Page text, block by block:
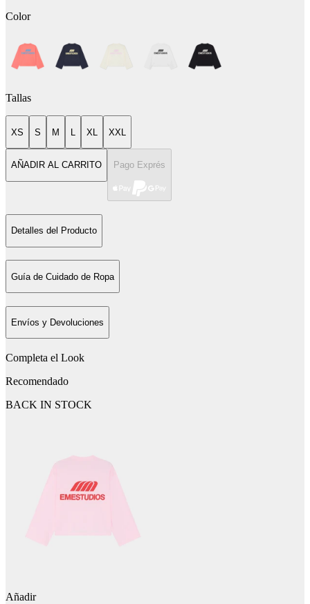
Color
Tallas
XS S M L XL XXL
AÑADIR AL CARRITO Pago Exprés
Detalles del Producto
Guía de Cuidado de Ropa
Envíos y Devoluciones
Completa el Look
Recomendado
BACK IN STOCK
Añadir